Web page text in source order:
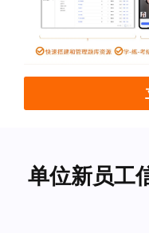
单位新员工